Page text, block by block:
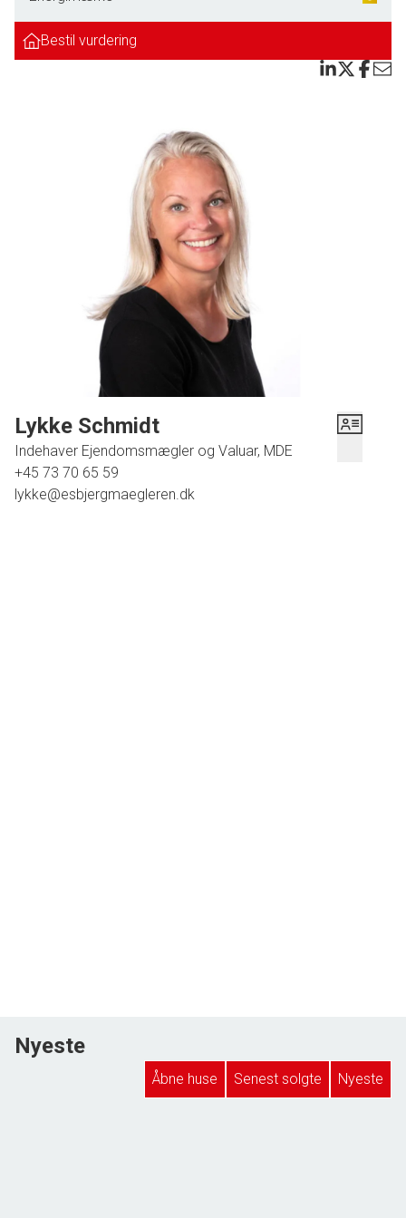
og indretningsvenlig stue med mange vinduer som igen giver dette rum et
Børneafdeling med 3 gode børneværelser og eget badeværelse med
badeværelse med bruseniche.
Tilhørende er der intergreret garage på 44 m2, hvor der er installeret
automatisk vognport, gulvklinker på gulvet osv. Dette rum er ikke kun perfekt
til bilen, men også såsom lokale til børnefødselsdage eller lign. aktiviteter. I
garagen er der også et seperat rum som i dag bliver brugt til kontor.
Boligen er beliggende i børnevenlige omgivelser på Kuffen i Hjerting. Her
kan man trygt sende børnene ud på gaden og lege.
Endvidere er der kort afstand til skole, samt indkøb.
Denne meget fine familievilla kan nu blive jeres nye hjem.
Bestil vurdering
Lykke Schmidt
Indehaver Ejendomsmægler og Valuar, MDE
+45 73 70 65 59
lykke@esbjergmaegleren.dk
Nyeste
Åbne huse Senest solgte Nyeste